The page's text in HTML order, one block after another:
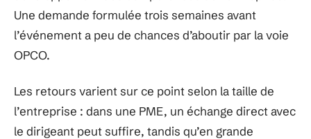
Une demande formulée trois semaines avant
l’événement a peu de chances d’aboutir par la voie
OPCO.
Les retours varient sur ce point selon la taille de
l’entreprise : dans une PME, un échange direct avec
le dirigeant peut suffire, tandis qu’en grande